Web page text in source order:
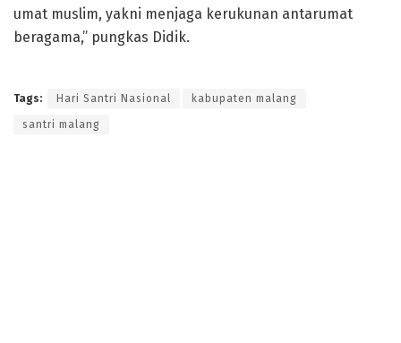
umat muslim, yakni menjaga kerukunan antarumat
beragama,” pungkas Didik.
Tags: Hari Santri Nasional kabupaten malang
santri malang